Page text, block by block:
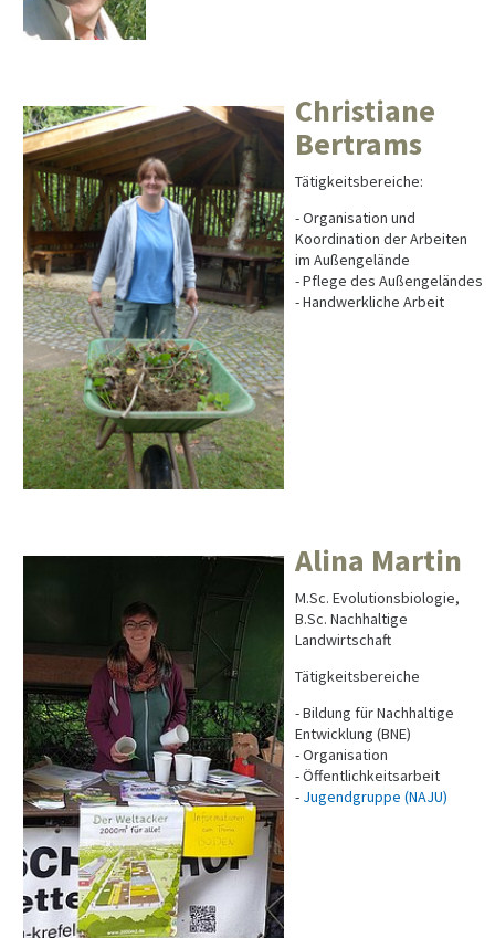
Christiane
Bertrams
Tätigkeitsbereiche:
- Organisation und
Koordination der Arbeiten
im Außengelände
- Pflege des Außengeländes
- Handwerkliche Arbeit
Alina Martin
M.Sc. Evolutionsbiologie,
B.Sc. Nachhaltige
Landwirtschaft
Tätigkeitsbereiche
- Bildung für Nachhaltige
Entwicklung (BNE)
- Organisation
- Öffentlichkeitsarbeit
- Jugendgruppe (NAJU)